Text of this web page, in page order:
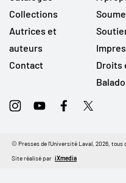
Collections
Autrices et
auteurs
Contact
Droits
InstagramYoutubeFacebookTwitter
Site réalisé par iXmedia
© Presses de l'Université Laval, 2026, tous